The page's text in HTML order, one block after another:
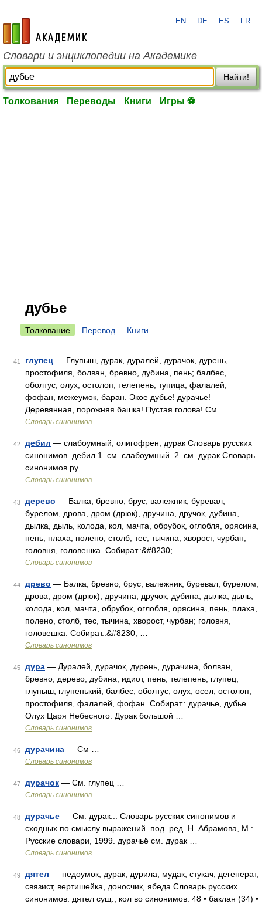
academic.ru
EN DE ES FR
Словари и энциклопедии на Академике
Найти!
Толкования Переводы Книги Игры ⚽
дубье
Толкование Перевод Книги
41 глупец — Глупыш, дурак, дуралей, дурачок, дурень,
простофиля, болван, бревно, дубина, пень; балбес,
оболтус, олух, остолоп, телепень, тупица, фалалей,
фофан, межеумок, баран. Экое дубье! дурачье!
Деревянная, порожняя башка! Пустая голова! См …
Словарь синонимов
42 дебил — слабоумный, олигофрен; дурак Словарь русских
синонимов. дебил 1. см. слабоумный. 2. см. дурак Словарь
синонимов ру …
Словарь синонимов
43 дерево — Балка, бревно, брус, валежник, буревал,
бурелом, дрова, дром (дрюк), дручина, дручок, дубина,
дылка, дыль, колода, кол, мачта, обрубок, оглобля, орясина,
пень, плаха, полено, столб, тес, тычина, хворост, чурбан;
головня, головешка. Собират.:&#8230; …
Словарь синонимов
44 древо — Балка, бревно, брус, валежник, буревал, бурелом,
дрова, дром (дрюк), дручина, дручок, дубина, дылка, дыль,
колода, кол, мачта, обрубок, оглобля, орясина, пень, плаха,
полено, столб, тес, тычина, хворост, чурбан; головня,
головешка. Собират.:&#8230; …
Словарь синонимов
45 дура — Дуралей, дурачок, дурень, дурачина, болван,
бревно, дерево, дубина, идиот, пень, телепень, глупец,
глупыш, глупенький, балбес, оболтус, олух, осел, остолоп,
простофиля, фалалей, фофан. Собират.: дурачье, дубье.
Олух Царя Небесного. Дурак большой …
Словарь синонимов
46 дурачина — См …
Словарь синонимов
47 дурачок — См. глупец …
Словарь синонимов
48 дурачье — См. дурак... Словарь русских синонимов и
сходных по смыслу выражений. под. ред. Н. Абрамова, М.:
Русские словари, 1999. дурачьё см. дурак …
Словарь синонимов
49 дятел — недоумок, дурак, дурила, мудак; стукач, дегенерат,
связист, вертишейка, доносчик, ябеда Словарь русских
синонимов. дятел сущ., кол во синонимов: 48 • баклан (34) •